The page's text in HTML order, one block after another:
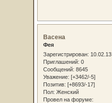
Васена
Фея
Зарегистрирован: 10.02.13
Приглашений: 0
Сообщений: 8645
Уважение: [+3462/-5]
Позитив: [+8693/-17]
Пол: Женский
Провел на форуме: